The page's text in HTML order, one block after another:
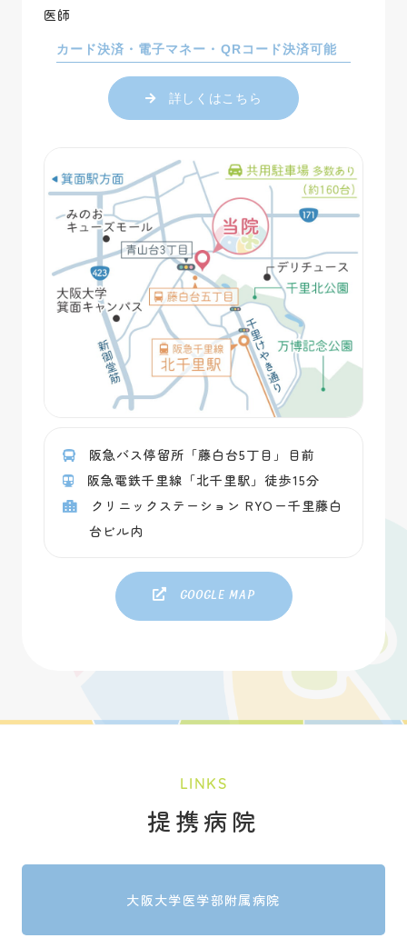
医師
カード決済・電子マネー・QRコード決済可能
詳しくはこちら
阪急バス停留所「藤白台5丁目」目前
阪急電鉄千里線「北千里駅」徒歩15分
クリニックステーション RYOー千里藤白
台ビル内
Google map
LINKS
提携病院
大阪大学医学部附属病院